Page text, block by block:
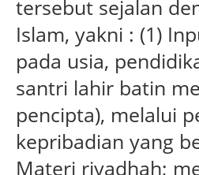
tersebut sejalan
Islam, yakni : (1)
pada usia,
santri lahir batin
pencipta), melalui
kepribadian yang
Materi riyadhah;